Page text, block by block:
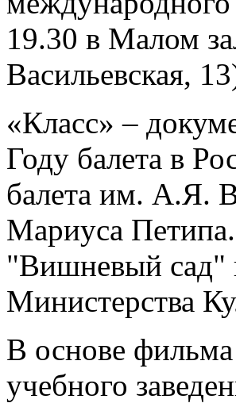
19.30 в Малом
Васильевская,
«Класс» –
Году балета в
балета им. А.Я.
Мариуса
"Вишневый сад"
Министерства
В основе фильма
учебного